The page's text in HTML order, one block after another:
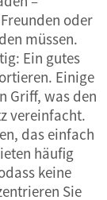
oder
müssen.
Ein gutes
Einige
Griff, was den
vereinfacht.
das einfach
häufig
keine
Sie